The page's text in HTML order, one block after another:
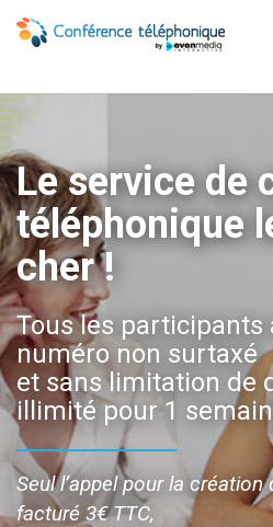
Le service de
téléphonique
cher !
Tous les participants
numéro non surtaxé
et sans limitation de
illimité pour 1
Seul l’appel pour la
facturé 3€ TTC,